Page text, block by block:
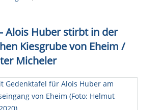
Alois Huber stirbt in der
Kiesgrube von Eheim /
Micheler